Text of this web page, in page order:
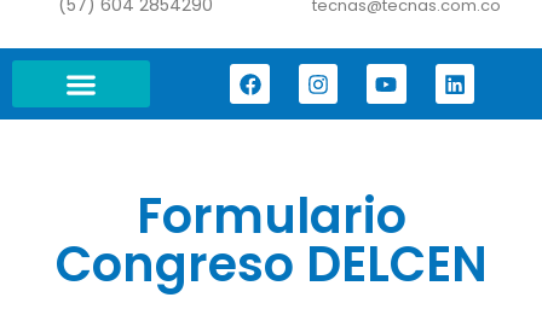
(57) 604 2854290 tecnas@tecnas.com.co
Formulario
Congreso DELCEN